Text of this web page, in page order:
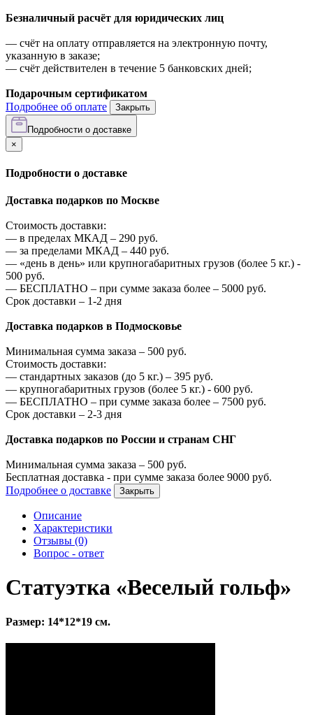
Безналичный расчёт для юридических лиц
— счёт на оплату отправляется на электронную почту,
указанную в заказе;
— счёт действителен в течение 5 банковских дней;
Подарочным сертификатом
Подробнее об оплате
Закрыть
Подробности о доставке
×
Подробности о доставке
Доставка подарков по Москве
Стоимость доставки:
— в пределах МКАД – 290 руб.
— за пределами МКАД – 440 руб.
— «день в день» или крупногабаритных грузов (более 5 кг.) -
500 руб.
— БЕСПЛАТНО – при сумме заказа более – 5000 руб.
Срок доставки – 1-2 дня
Доставка подарков в Подмосковье
Минимальная сумма заказа – 500 руб.
Стоимость доставки:
— стандартных заказов (до 5 кг.) – 395 руб.
— крупногабаритных грузов (более 5 кг.) - 600 руб.
— БЕСПЛАТНО – при сумме заказа более – 7500 руб.
Срок доставки – 2-3 дня
Доставка подарков по России и странам СНГ
Минимальная сумма заказа – 500 руб.
Бесплатная доставка - при сумме заказа более 9000 руб.
Подробнее о доставке
Закрыть
Описание
Характеристики
Отзывы (0)
Вопрос - ответ
Статуэтка «Веселый гольф»
Размер: 14*12*19 см.